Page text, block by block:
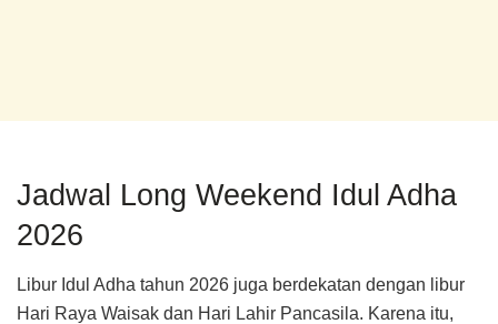
Jadwal Long Weekend Idul Adha
2026
Libur Idul Adha tahun 2026 juga berdekatan dengan libur
Hari Raya Waisak dan Hari Lahir Pancasila. Karena itu,